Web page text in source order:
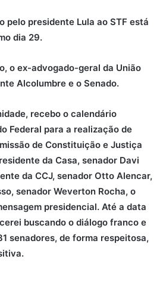
pelo presidente Lula ao STF está
dia 29.
o ex-advogado-geral da União
Alcolumbre e o Senado.
recebo o calendário
Federal para a realização de
de Constituição e Justiça
da Casa, senador Davi
da CCJ, senador Otto Alencar,
senador Weverton Rocha, o
presidencial. Até a data
buscando o diálogo franco e
senadores, de forma respeitosa,